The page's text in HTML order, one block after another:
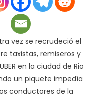
vez se recrudeció el
taxistas, remiseros y
en la ciudad de Rio
un piquete impedía
conductores de la